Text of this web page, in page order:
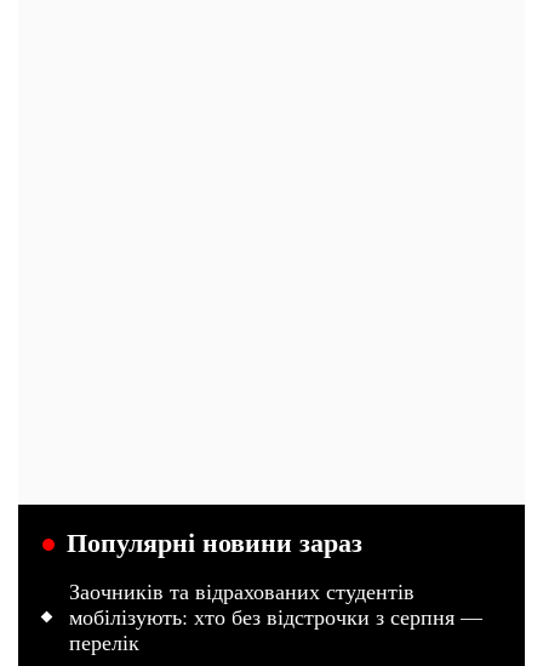
Популярні новини зараз
Заочників та відрахованих студентів
мобілізують: хто без відстрочки з серпня —
перелік